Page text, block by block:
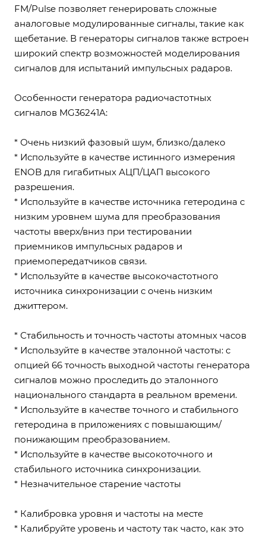
FM/Pulse позволяет генерировать сложные
аналоговые модулированные сигналы, такие как
щебетание. В генераторы сигналов также встроен
широкий спектр возможностей моделирования
сигналов для испытаний импульсных радаров.
Особенности генератора радиочастотных
сигналов MG36241A:
* Очень низкий фазовый шум, близко/далеко
* Используйте в качестве истинного измерения
ENOB для гигабитных АЦП/ЦАП высокого
разрешения.
* Используйте в качестве источника гетеродина с
низким уровнем шума для преобразования
частоты вверх/вниз при тестировании
приемников импульсных радаров и
приемопередатчиков связи.
* Используйте в качестве высокочастотного
источника синхронизации с очень низким
джиттером.
* Стабильность и точность частоты атомных часов
* Используйте в качестве эталонной частоты: с
опцией 66 точность выходной частоты генератора
сигналов можно проследить до эталонного
национального стандарта в реальном времени.
* Используйте в качестве точного и стабильного
гетеродина в приложениях с повышающим/
понижающим преобразованием.
* Используйте в качестве высокоточного и
стабильного источника синхронизации.
* Незначительное старение частоты
* Калибровка уровня и частоты на месте
* Калибруйте уровень и частоту так часто, как это